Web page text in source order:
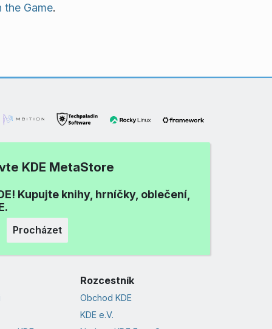
the Game.
KDE MetaStore
Kupujte knihy, hrníčky, oblečení,
Procházet
Rozcestník
Obchod KDE
KDE e.V.